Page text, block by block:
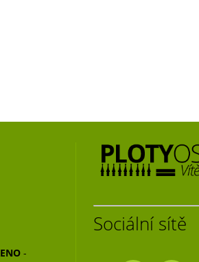
-
Sociální sítě